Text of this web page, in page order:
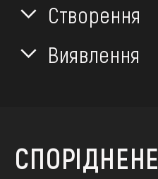
Створення
Виявлення
СПОРІДНЕНЕ